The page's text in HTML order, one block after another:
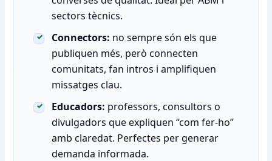
sectors tècnics.
Connectors: no sempre són els que
publiquen més, però connecten
comunitats, fan intros i amplifiquen
missatges clau.
Educadors: professors, consultors o
divulgadors que expliquen “com fer-ho”
amb claredat. Perfectes per generar
demanda informada.